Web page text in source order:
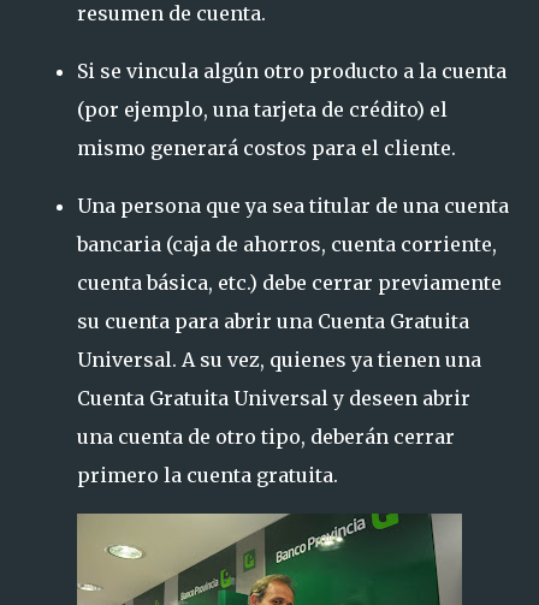
resumen de cuenta.
Si se vincula algún otro producto a la cuenta
(por ejemplo, una tarjeta de crédito) el
mismo generará costos para el cliente.
Una persona que ya sea titular de una cuenta
bancaria (caja de ahorros, cuenta corriente,
cuenta básica, etc.) debe cerrar previamente
su cuenta para abrir una Cuenta Gratuita
Universal. A su vez, quienes ya tienen una
Cuenta Gratuita Universal y deseen abrir
una cuenta de otro tipo, deberán cerrar
primero la cuenta gratuita.